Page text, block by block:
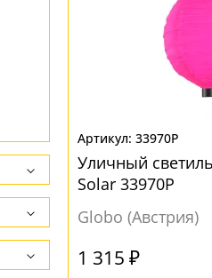
33970P
Уличный
Solar 33970P
Globo (Австрия)
1 315 ₽